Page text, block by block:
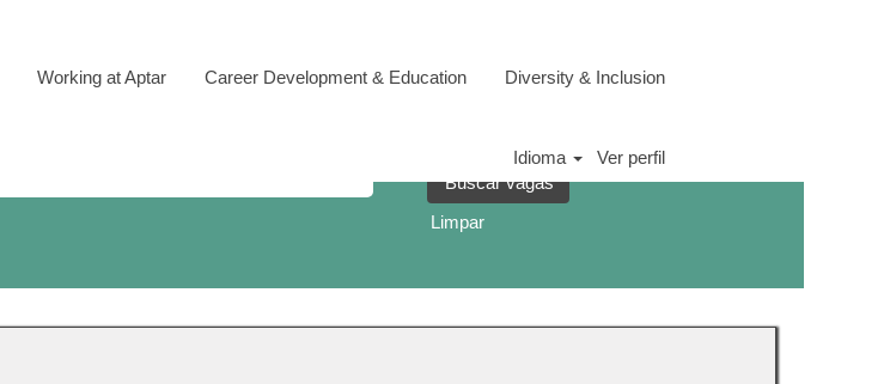
Working at Aptar Career Development & Education Diversity & Inclusion
Idioma Ver perfil
Limpar